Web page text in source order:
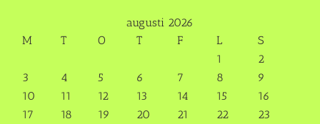
augusti 2026
M
T O T F L
S
1
2
3
4 5 6 7 8
9
10
11 12 13 14 15
16
17
18 19 20 21 22
23